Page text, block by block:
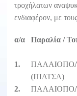
τροχήλατων
ενδιαφέρον, με
α/α Παραλία /
1.
(ΠΙΑΤΣΑ)
2.